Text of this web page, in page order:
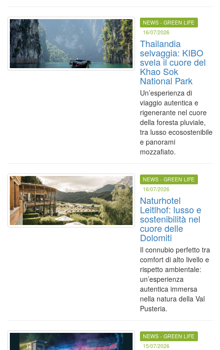
NEWS - GREEN LIFE
16/07/2026
Thailandia
selvaggia: KIBO
svela il cuore del
Khao Sok
National Park
Un’esperienza di
viaggio autentica e
rigenerante nel cuore
della foresta pluviale,
tra lusso ecosostenibile
e panorami
mozzafiato.
NEWS - GREEN LIFE
16/07/2026
Naturhotel
Leitlhof: lusso e
sostenibilità nel
cuore delle
Dolomiti
Il connubio perfetto tra
comfort di alto livello e
rispetto ambientale:
un’esperienza
autentica immersa
nella natura della Val
Pusteria.
NEWS - GREEN LIFE
15/07/2026